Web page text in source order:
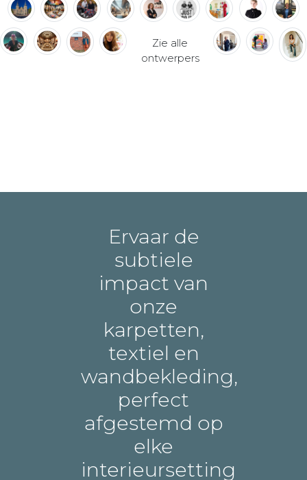
Zie alle
ontwerpers
Ervaar de
subtiele
impact van
onze
karpetten,
textiel en
wandbekleding,
perfect
afgestemd op
elke
interieursetting